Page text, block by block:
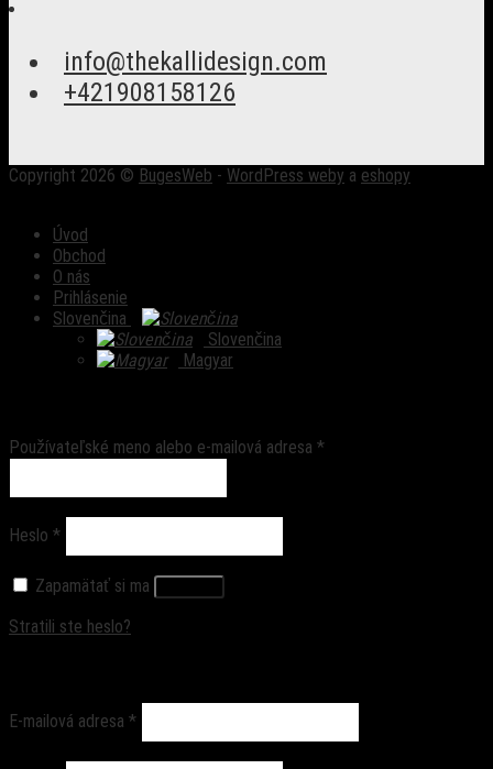
info@thekallidesign.com
+421908158126
Copyright 2026 © BugesWeb - WordPress weby a eshopy
Úvod
Obchod
O nás
Prihlásenie
Slovenčina
Slovenčina
Magyar
Používateľské meno alebo e-mailová adresa *
Heslo *
Zapamätať si ma
Stratili ste heslo?
E-mailová adresa *